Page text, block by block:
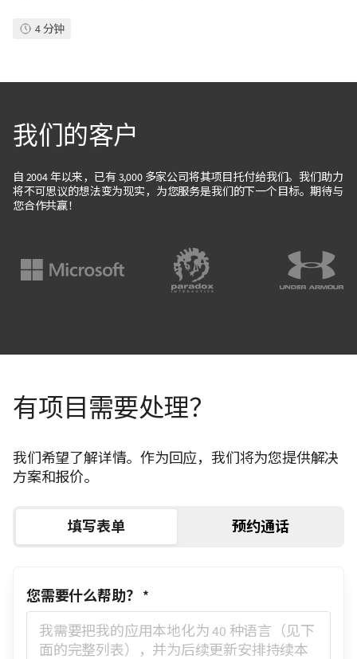
4 分钟
我们的客户
自 2004 年以来，已有 3,000 多家公司将其项目托付给我们。我们助力
将不可思议的想法变为现实，为您服务是我们的下一个目标。期待与
您合作共赢！
有项目需要处理？
我们希望了解详情。作为回应，我们将为您提供解决
方案和报价。
填写表单 预约通话
您需要什么帮助？ *